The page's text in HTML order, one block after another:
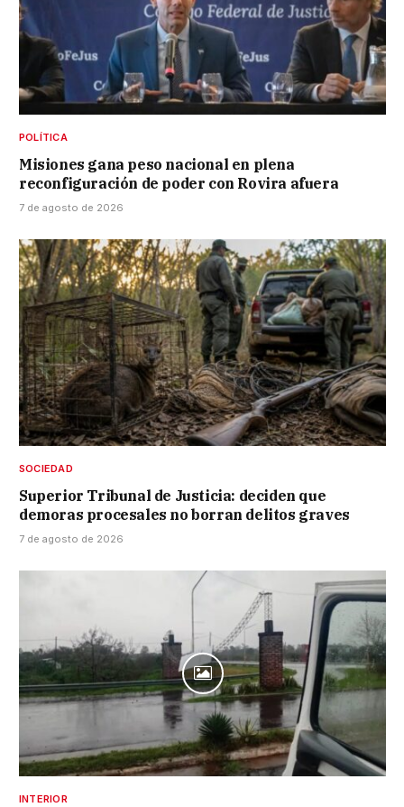
POLÍTICA
Misiones gana peso nacional en plena
reconfiguración de poder con Rovira afuera
7 de agosto de 2026
SOCIEDAD
Superior Tribunal de Justicia: deciden que
demoras procesales no borran delitos graves
7 de agosto de 2026
INTERIOR